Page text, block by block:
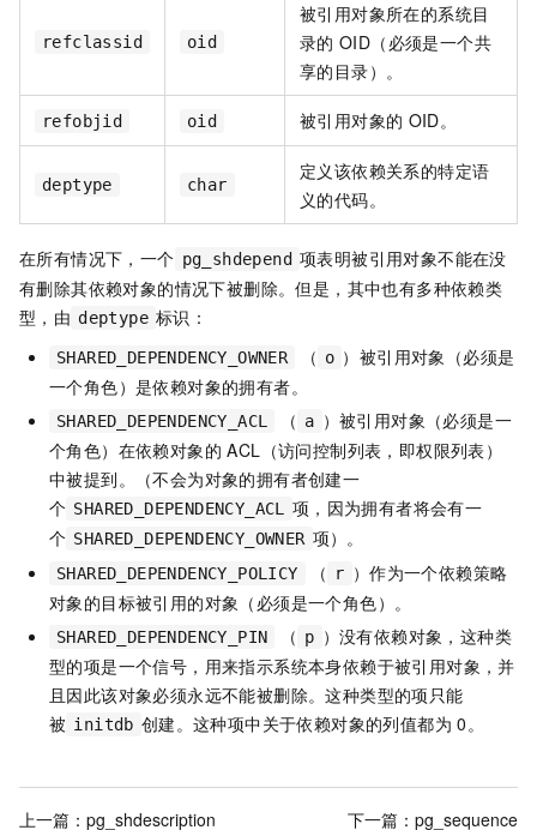
refclassid oid
被引用对象所在的系统目
录的 OID（必须是一个共
享的目录）。
refobjid oid 被引用对象的 OID。
deptype char
定义该依赖关系的特定语
义的代码。
在所有情况下，一个 pg_shdepend 项表明被引用对象不能在没
有删除其依赖对象的情况下被删除。但是，其中也有多种依赖类
型，由 deptype 标识：
SHARED_DEPENDENCY_OWNER （ o ）被引用对象（必须是
一个角色）是依赖对象的拥有者。
SHARED_DEPENDENCY_ACL （ a ）被引用对象（必须是一
个角色）在依赖对象的 ACL（访问控制列表，即权限列表）
中被提到。（不会为对象的拥有者创建一
个 SHARED_DEPENDENCY_ACL
项，因为拥有者将会有一
个 SHARED_DEPENDENCY_OWNER 项）。
SHARED_DEPENDENCY_POLICY （ r ）作为一个依赖策略
对象的目标被引用的对象（必须是一个角色）。
SHARED_DEPENDENCY_PIN （ p ）没有依赖对象，这种类
型的项是一个信号，用来指示系统本身依赖于被引用对象，并
且因此该对象必须永远不能被删除。这种类型的项只能
被 initdb 创建。这种项中关于依赖对象的列值都为 0。
上一篇： pg_shdescription 下一篇： pg_sequence